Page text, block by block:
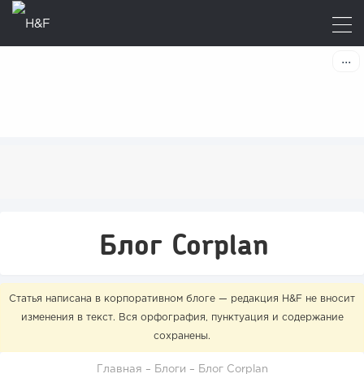
Блог Corplan
Статья написана в корпоративном блоге — редакция H&F не вносит
изменения в текст. Вся орфография, пунктуация и содержание
сохранены.
Главная – Блоги – Блог Corplan